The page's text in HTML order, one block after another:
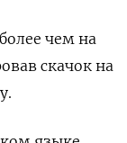
чем на
скачок на